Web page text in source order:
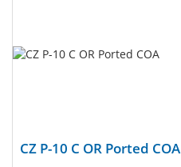
CZ P-10 C OR Ported COA